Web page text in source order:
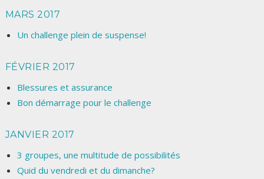
MARS 2017
Un challenge plein de suspense!
FÉVRIER 2017
Blessures et assurance
Bon démarrage pour le challenge
JANVIER 2017
3 groupes, une multitude de possibilités
Quid du vendredi et du dimanche?